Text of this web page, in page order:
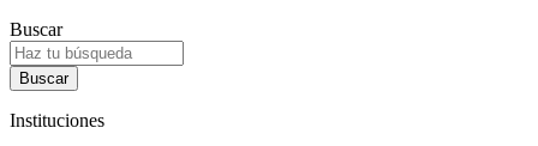
Buscar
Instituciones